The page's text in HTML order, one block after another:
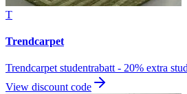
T
Trendcarpet
Trendcarpet studentrabatt - 20% extra
View discount code